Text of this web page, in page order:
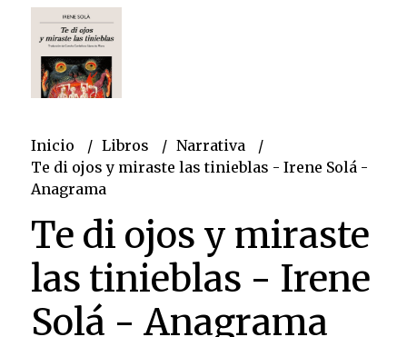
Inicio Libros
Narrativa
Te di ojos y miraste las tinieblas - Irene Solá -
Anagrama
Te di ojos y miraste
las tinieblas - Irene
Solá - Anagrama